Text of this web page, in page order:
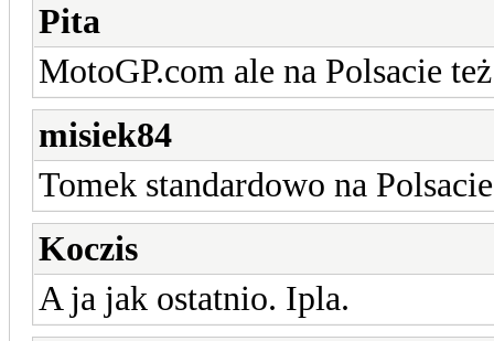
Pita
MotoGP.com ale na Polsacie
misiek84
Tomek standardowo na
Koczis
A ja jak ostatnio. Ipla.